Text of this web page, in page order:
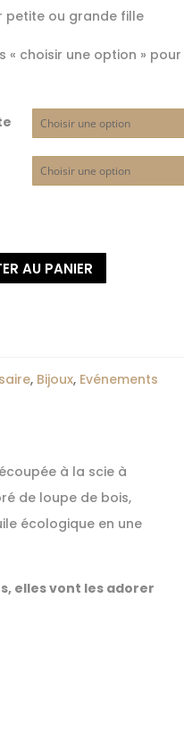
petite ou grande fille
« choisir une option » pour
AU PANIER
, Bijoux, Evénements
à la scie à
de loupe de bois,
écologique en une
elles vont les adorer